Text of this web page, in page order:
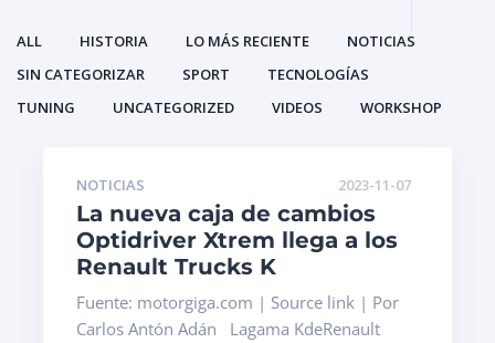
ALL HISTORIA LO MÁS RECIENTE
NOTICIAS
SIN CATEGORIZAR
SPORT
TECNOLOGÍAS
TUNING
UNCATEGORIZED VIDEOS WORKSHOP
NOTICIAS 2023-11-07
La nueva caja de cambios
Optidriver Xtrem llega a los
Renault Trucks K
Fuente: motorgiga.com | Source link | Por
Carlos Antón Adán Lagama KdeRenault